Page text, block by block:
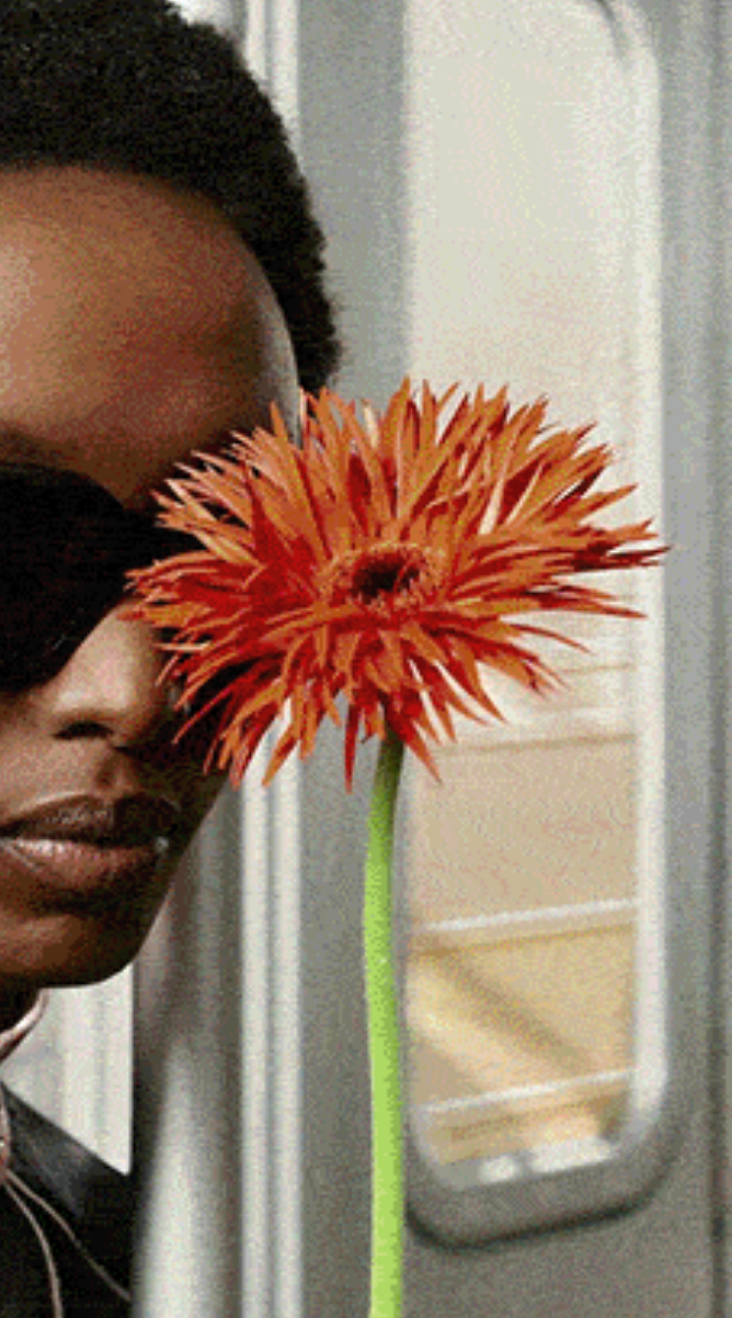
della retta,
delle
la procedura
il beneficio
cui il bambino compie
retta,
tramite patronato.
contributo, caricando
si riferiscono le
genitore residente e
Dal punto di vista
per specifiche
Unico e
per bambini da 0 a 3
Cerca
Cerca
Facebook
ThreadsInstagram
X YouTube